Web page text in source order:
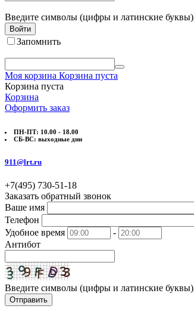
Введите символы (цифры и латинские
Войти
Запомнить
Моя корзина Корзина пуста
Корзина пуста
Корзина
Оформить заказ
ПН-ПТ: 10.00 - 18.00
СБ-ВС: выходные дни
911@lrt.ru
+7(495) 730-51-18
Заказать обратный звонок
Ваше имя
Телефон
Удобное время
-
Антибот
Введите символы (цифры и латинские
Отправить